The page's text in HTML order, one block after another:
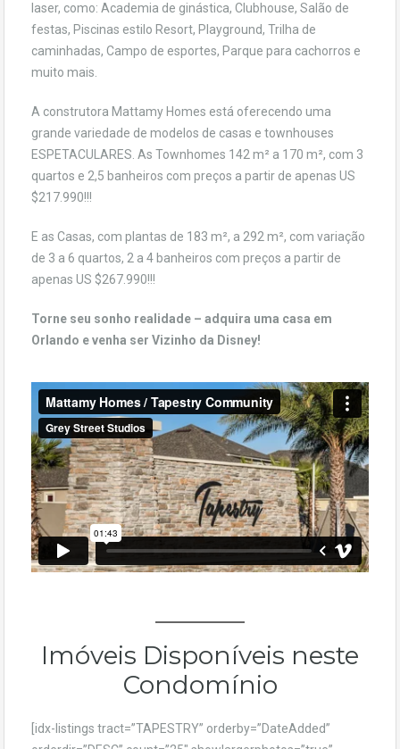
laser, como: Academia de ginástica, Clubhouse, Salão de
festas, Piscinas estilo Resort, Playground, Trilha de
caminhadas, Campo de esportes, Parque para cachorros e
muito mais.
A construtora Mattamy Homes está oferecendo uma
grande variedade de modelos de casas e townhouses
ESPETACULARES. As Townhomes 142 m² a 170 m², com 3
quartos e 2,5 banheiros com preços a partir de apenas US
$217.990!!!
E as Casas, com plantas de 183 m², a 292 m², com variação
de 3 a 6 quartos, 2 a 4 banheiros com preços a partir de
apenas US $267.990!!!
Torne seu sonho realidade – adquira uma casa em
Orlando e venha ser Vizinho da Disney!
Imóveis Disponíveis neste
Condomínio
[idx-listings tract=”TAPESTRY” orderby=”DateAdded”